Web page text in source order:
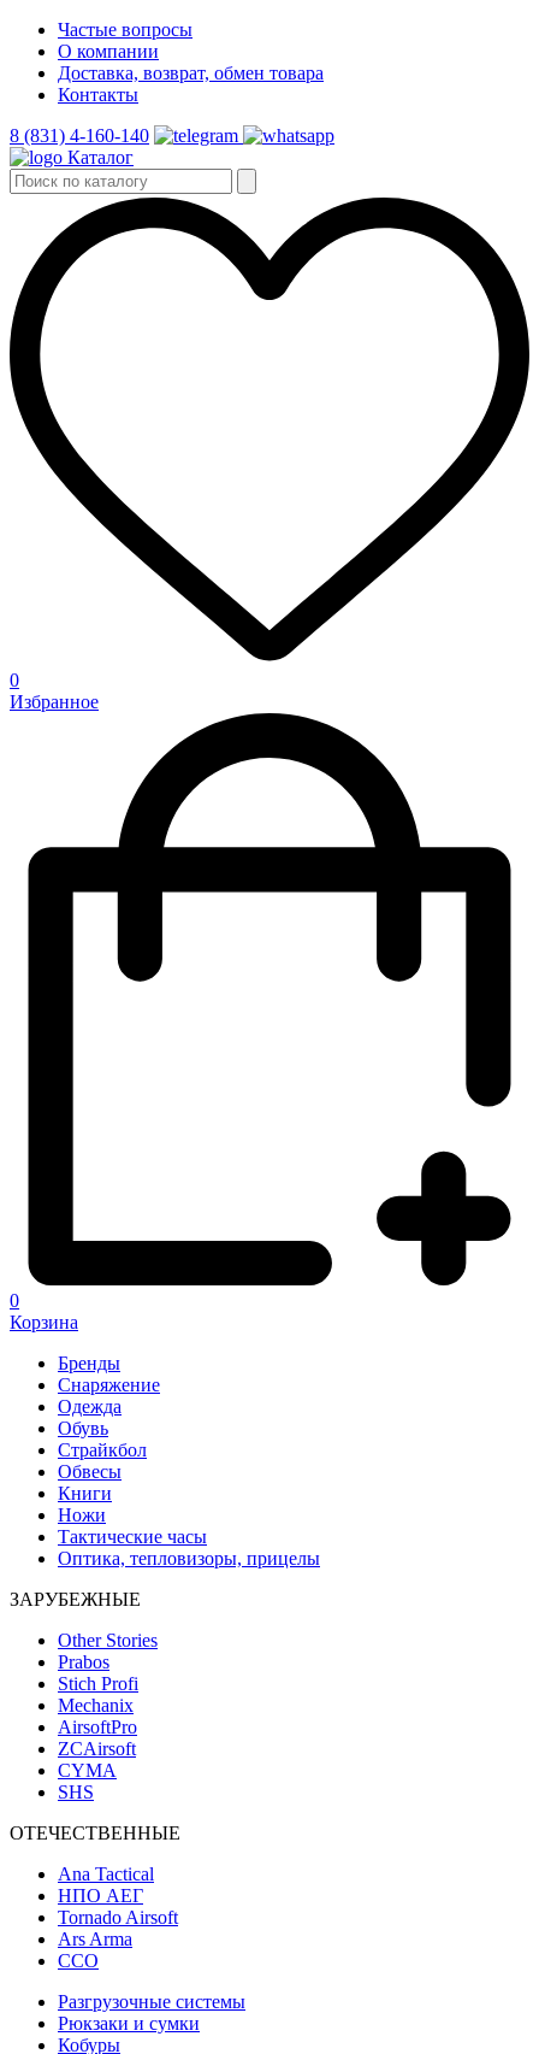
Частые вопросы
О компании
Доставка, возврат, обмен товара
Контакты
8 (831) 4-160-140
Каталог
0
Избранное
0
Корзина
Бренды
Снаряжение
Одежда
Обувь
Страйкбол
Обвесы
Книги
Ножи
Тактические часы
Оптика, тепловизоры, прицелы
ЗАРУБЕЖНЫЕ
Other Stories
Prabos
Stich Profi
Mechanix
AirsoftPro
ZCAirsoft
CYMA
SHS
ОТЕЧЕСТВЕННЫЕ
Ana Tactical
НПО АЕГ
Tornado Airsoft
Ars Arma
ССО
Разгрузочные системы
Рюкзаки и сумки
Кобуры